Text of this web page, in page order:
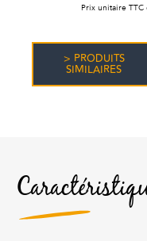
Prix unitaire TTC
> PRODUITS
SIMILAIRES